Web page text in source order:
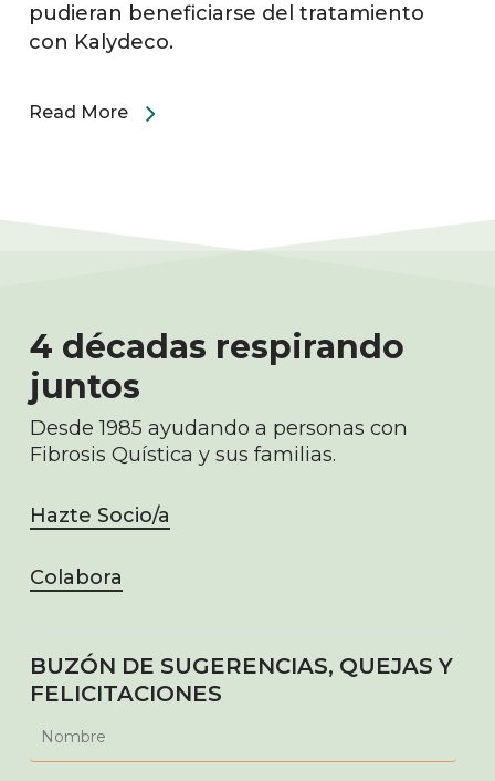
pudieran beneficiarse del tratamiento
con Kalydeco.
Read More
4 décadas respirando
juntos
Desde 1985 ayudando a personas con
Fibrosis Quística y sus familias.
Hazte Socio/a
Colabora
BUZÓN DE SUGERENCIAS, QUEJAS Y
FELICITACIONES